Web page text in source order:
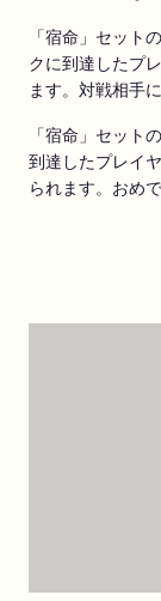
「宿命」セット
クに到達したプ
ます。対戦相手
「宿命」セット
到達したプレイ
られます。おめ